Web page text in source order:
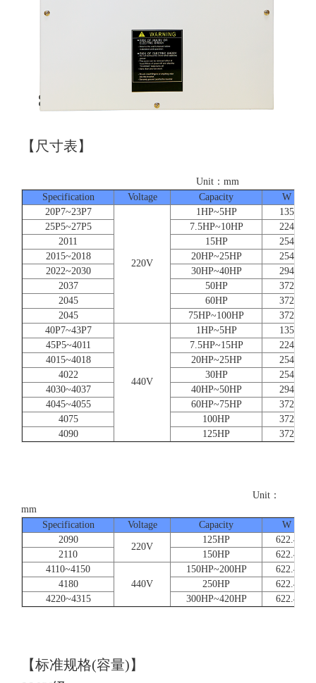
【尺寸表】
Unit：mm
Specification
Voltage Capacity
W
20P7~23P7
220V
1HP~5HP
135
25P5~27P5
7.5HP~10HP
224
2011
15HP
254
2015~2018
20HP~25HP
254
2022~2030
30HP~40HP
294
2037
50HP
372
2045
60HP
372
2045
75HP~100HP
372
40P7~43P7
440V
1HP~5HP
135
45P5~4011
7.5HP~15HP
224
4015~4018
20HP~25HP
254
4022
30HP
254
4030~4037
40HP~50HP
294
4045~4055
60HP~75HP
372
4075
100HP
372
4090
125HP 372
Unit：
mm
Specification
Voltage Capacity
W
2090
220V
125HP
622.4
2110
150HP
622.4
4110~4150
440V
150HP~200HP
622.4
4180
250HP
622.4
4220~4315
300HP~420HP 622.4
【标准规格(容量)】